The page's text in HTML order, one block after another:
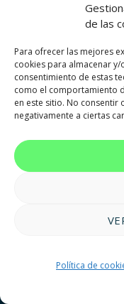
de las
Para ofrecer las mejores
cookies para almacenar
consentimiento de estas
como el comportamiento
en este sitio. No
negativamente a ciertas
Política de
de cookies|